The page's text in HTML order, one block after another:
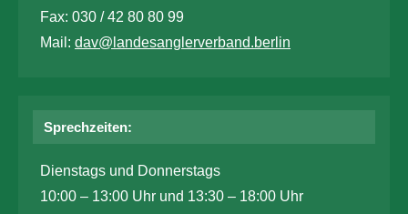
Fax: 030 / 42 80 80 99
Mail: dav@landesanglerverband.berlin
Sprechzeiten:
Dienstags und Donnerstags
10:00 – 13:00 Uhr und 13:30 – 18:00 Uhr